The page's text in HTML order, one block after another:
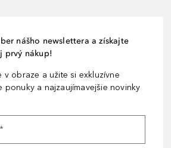
nášho newslettera a získajte
prvý nákup!
v obraze a užite si exkluzívne
ponuky a najzaujímavejšie novinky
*